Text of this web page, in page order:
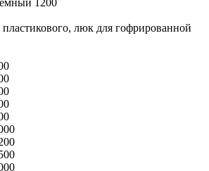
1200
люк для гофрированной